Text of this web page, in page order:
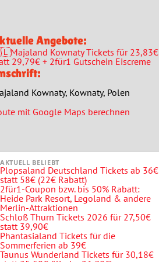
Angebote:
Kownaty Tickets für 23,83€
29,79€ + 2für1 Gutschein Eiscreme
Kownaty, Kownaty, Polen
mit Google Maps berechnen
AKTUELL BELIEBT
Plopsaland Deutschland Tickets ab 36€
statt 58€ (22€ Rabatt)
2für1-Coupon bzw. bis 50% Rabatt:
Heide Park Resort, Legoland & andere
Merlin-Attraktionen
Schloß Thurn Tickets 2026 für 27,50€
statt 39,90€
Phantasialand Tickets für die
Sommerferien ab 39€
Taunus Wunderland Tickets für 30,18€